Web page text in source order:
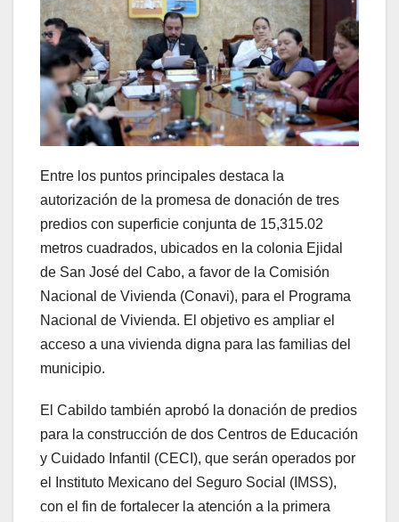
Entre los puntos principales destaca la
autorización de la promesa de donación de tres
predios con superficie conjunta de 15,315.02
metros cuadrados, ubicados en la colonia Ejidal
de San José del Cabo, a favor de la Comisión
Nacional de Vivienda (Conavi), para el Programa
Nacional de Vivienda. El objetivo es ampliar el
acceso a una vivienda digna para las familias del
municipio.
El Cabildo también aprobó la donación de predios
para la construcción de dos Centros de Educación
y Cuidado Infantil (CECI), que serán operados por
el Instituto Mexicano del Seguro Social (IMSS),
con el fin de fortalecer la atención a la primera